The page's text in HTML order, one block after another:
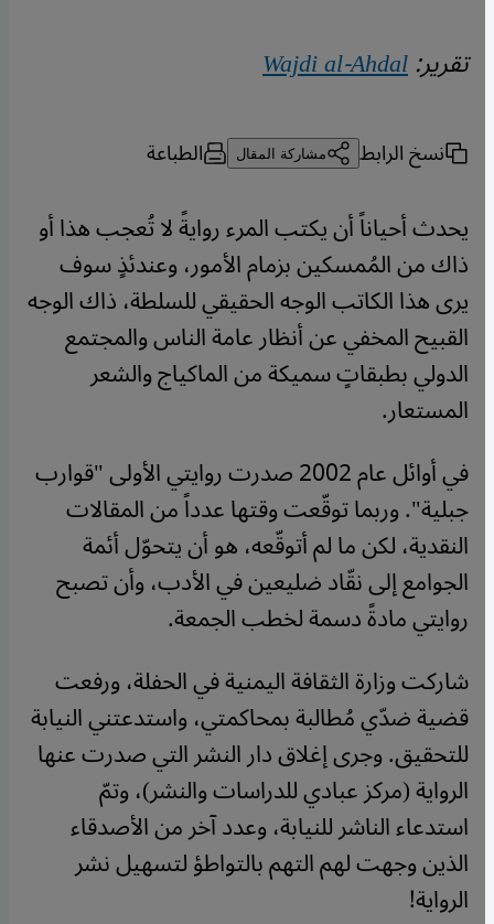
تقرير:Wajdi al-Ahdal
نسخ الرابط مشاركة المقال الطباعة
يحدث أحياناً أن يكتب المرء روايةً لا تُعجب هذا أو
ذاك من المُمسكين بزمام الأمور، وعندئذٍ سوف
يرى هذا الكاتب الوجه الحقيقي للسلطة، ذاك الوجه
القبيح المخفي عن أنظار عامة الناس والمجتمع
الدولي بطبقاتٍ سميكة من الماكياج والشعر
المستعار.
في أوائل عام 2002 صدرت روايتي الأولى
"قوارب
جبلية". وربما توقّعت وقتها عدداً من المقالات
النقدية، لكن ما لم أتوقّعه، هو أن يتحوّل أئمة
الجوامع إلى نقّاد ضليعين في الأدب، وأن تصبح
روايتي مادةً دسمة لخطب الجمعة.
شاركت وزارة الثقافة اليمنية في الحفلة، ورفعت
قضية ضدّي مُطالبة بمحاكمتي، واستدعتني النيابة
للتحقيق. وجرى إغلاق دار النشر التي صدرت عنها
الرواية (مركز عبادي للدراسات والنشر)، وتمّ
استدعاء الناشر للنيابة، وعدد آخر من الأصدقاء
الذين وجهت لهم التهم بالتواطؤ لتسهيل نشر
الرواية!